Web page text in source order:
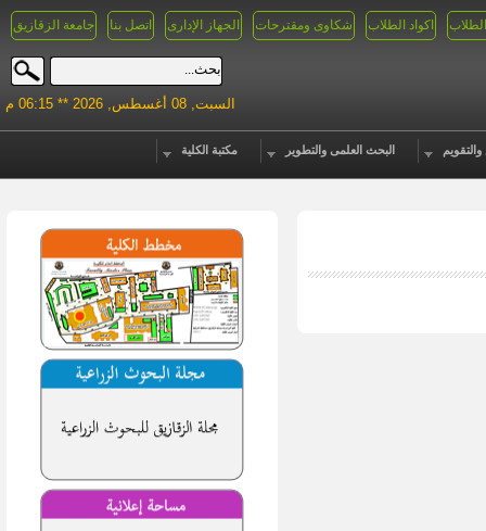
جامعة الزقازيق اتصل بنا الجهاز الإدارى شكاوى ومقترحات اكواد الطلاب الطلاب
السبت, 08 أغسطس, 2026 ** 06:15 م
البحث العلمى والتطوير مكتبة الكلية